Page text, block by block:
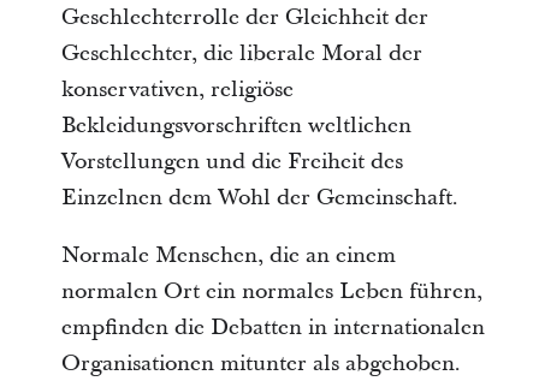
Geschlechterrolle der Gleichheit der
Geschlechter, die liberale Moral der
konservativen, religiöse
Bekleidungsvorschriften weltlichen
Vorstellungen und die Freiheit des
Einzelnen dem Wohl der Gemeinschaft.
Normale Menschen, die an einem
normalen Ort ein normales Leben führen,
empfinden die Debatten in internationalen
Organisationen mitunter als abgehoben.